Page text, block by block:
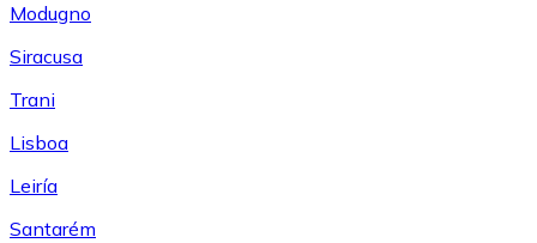
Modugno
Siracusa
Trani
Lisboa
Leiría
Santarém